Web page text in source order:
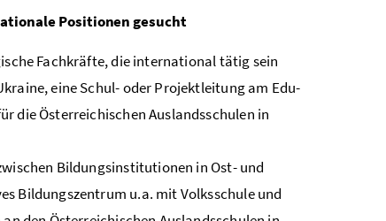
Positionen gesucht
Fachkräfte, die international tätig sein
eine Schul- oder Projektleitung am Edu-
die Österreichischen Auslandsschulen in
Bildungsinstitutionen in Ost- und
Bildungszentrum u.a. mit Volksschule und